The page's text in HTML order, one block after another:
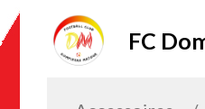
FC